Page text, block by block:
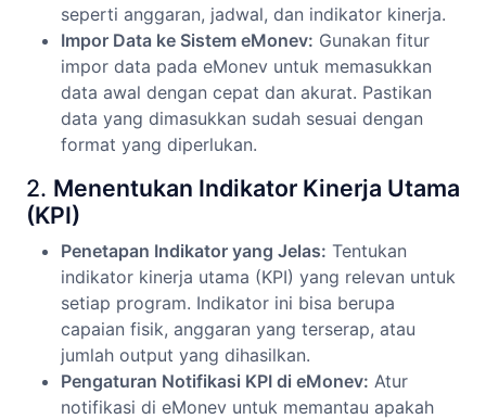
seperti anggaran, jadwal, dan indikator kinerja.
Impor Data ke Sistem eMonev: Gunakan fitur
impor data pada eMonev untuk memasukkan
data awal dengan cepat dan akurat. Pastikan
data yang dimasukkan sudah sesuai dengan
format yang diperlukan.
2. Menentukan Indikator Kinerja Utama
(KPI)
Penetapan Indikator yang Jelas: Tentukan
indikator kinerja utama (KPI) yang relevan untuk
setiap program. Indikator ini bisa berupa
capaian fisik, anggaran yang terserap, atau
jumlah output yang dihasilkan.
Pengaturan Notifikasi KPI di eMonev: Atur
notifikasi di eMonev untuk memantau apakah